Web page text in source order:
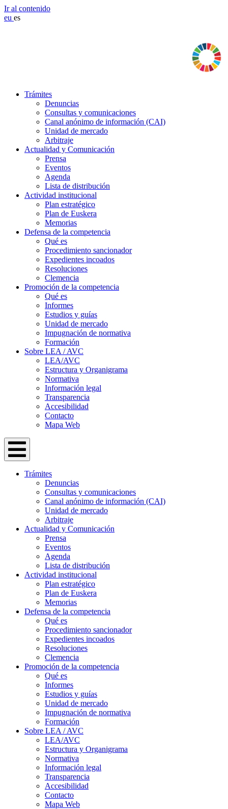
Ir al contenido
eu es
Trámites
Denuncias
Consultas y comunicaciones
Canal anónimo de información (CAI)
Unidad de mercado
Arbitraje
Actualidad y Comunicación
Prensa
Eventos
Agenda
Lista de distribución
Actividad institucional
Plan estratégico
Plan de Euskera
Memorias
Defensa de la competencia
Qué es
Procedimiento sancionador
Expedientes incoados
Resoluciones
Clemencia
Promoción de la competencia
Qué es
Informes
Estudios y guías
Unidad de mercado
Impugnación de normativa
Formación
Sobre LEA / AVC
LEA/AVC
Estructura y Organigrama
Normativa
Información legal
Transparencia
Accesibilidad
Contacto
Mapa Web
Trámites
Denuncias
Consultas y comunicaciones
Canal anónimo de información (CAI)
Unidad de mercado
Arbitraje
Actualidad y Comunicación
Prensa
Eventos
Agenda
Lista de distribución
Actividad institucional
Plan estratégico
Plan de Euskera
Memorias
Defensa de la competencia
Qué es
Procedimiento sancionador
Expedientes incoados
Resoluciones
Clemencia
Promoción de la competencia
Qué es
Informes
Estudios y guías
Unidad de mercado
Impugnación de normativa
Formación
Sobre LEA / AVC
LEA/AVC
Estructura y Organigrama
Normativa
Información legal
Transparencia
Accesibilidad
Contacto
Mapa Web